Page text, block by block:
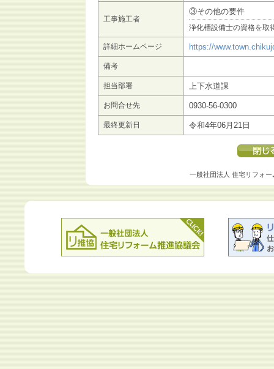
工事施工者
③その他の要件
浄化槽設備士の資格を取
詳細ホームページ https://
備考
担当部署 上下水道課
お問合せ先 0930-56-0300
最終更新日 令和4年06月21日
一般社団法人 住宅リフォー